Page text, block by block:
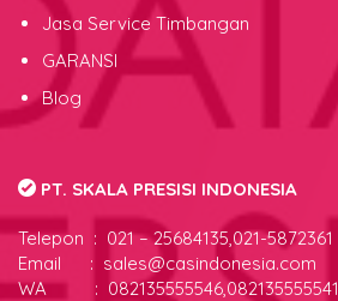
Jasa Service Timbangan
GARANSI
Blog
PT. SKALA PRESISI INDONESIA
Telepon : 021 – 25684135,021-5872361
Email : sales@casindonesia.com
WA : 082135555546,082135555541